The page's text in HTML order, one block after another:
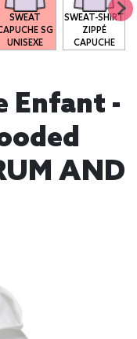
SWEAT
SG
UNISEXE
SWEAT-SHIRT
ZIPPÉ
CAPUCHE
Enfant -
AND